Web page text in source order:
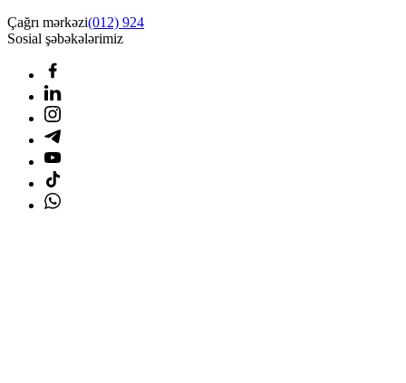
Çağrı mərkəzi(012) 924
Sosial şəbəkələrimiz